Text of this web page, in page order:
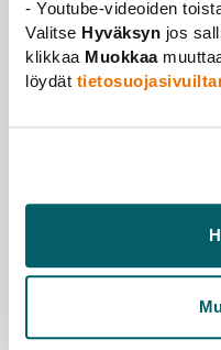
- Youtube-videoiden
Valitse Hyväksyn jos
klikkaa Muokkaa
löydät
systemen och
kräver ett
2025 till 31 december
anvisningar för att
ärendehanterande
i arbetslivet